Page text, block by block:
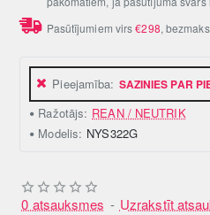
Pieejamība: SAZINIES PAR
Ražotājs: REAN / NEUTRIK
Modelis: NYS322G
0 atsauksmes - Uzrakstīt
Pasūtījumiem virs€298,